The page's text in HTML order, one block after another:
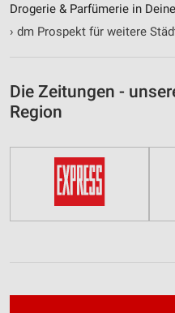
Drogerie & Parfümerie in
› dm Prospekt für weitere
Die Zeitungen -
Region
Funktional